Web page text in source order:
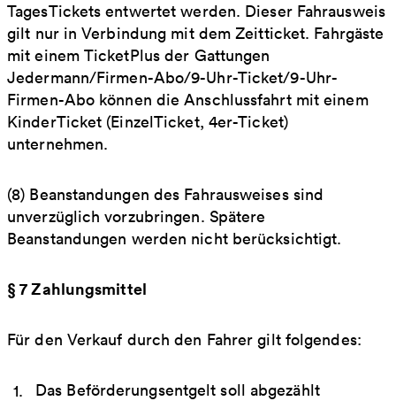
TagesTickets entwertet werden. Dieser Fahrausweis
gilt nur in Verbindung mit dem Zeitticket. Fahrgäste
mit einem TicketPlus der Gattungen
Jedermann/Firmen-Abo/9-Uhr-Ticket/9-Uhr-
Firmen-Abo können die Anschlussfahrt mit einem
KinderTicket (EinzelTicket, 4er-Ticket)
unternehmen.
(8) Beanstandungen des Fahrausweises sind
unverzüglich vorzubringen. Spätere
Beanstandungen werden nicht berücksichtigt.
§ 7 Zahlungsmittel
Für den Verkauf durch den Fahrer gilt folgendes:
Das Beförderungsentgelt soll abgezählt